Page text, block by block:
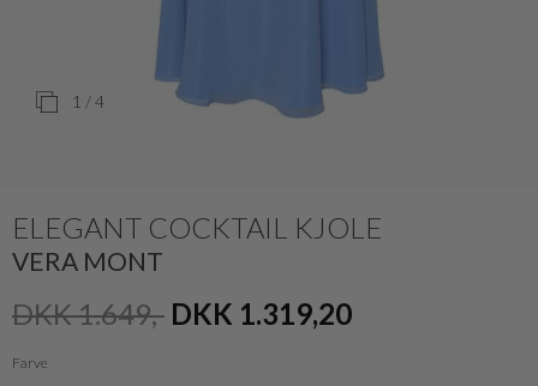
1 / 4
ELEGANT COCKTAIL KJOLE
VERA MONT
DKK 1.649,- DKK 1.319,20
Farve